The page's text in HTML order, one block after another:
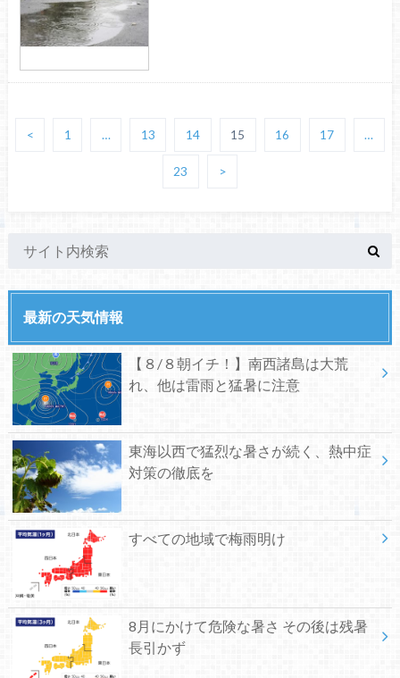
< 1 … 13 14 15 16 17 …
23 >
最新の天気情報
【８/８朝イチ！】南西諸島は大荒
れ、他は雷雨と猛暑に注意
東海以西で猛烈な暑さが続く、熱中症
対策の徹底を
すべての地域で梅雨明け
8月にかけて危険な暑さ その後は残暑
長引かず